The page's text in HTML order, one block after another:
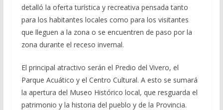
detalló la oferta turística y recreativa pensada tanto
para los habitantes locales como para los visitantes
que lleguen a la zona o se encuentren de paso por la
zona durante el receso invernal.
El principal atractivo serán el Predio del Vivero, el
Parque Acuático y el Centro Cultural. A esto se sumará
la apertura del Museo Histórico local, que resguarda el
patrimonio y la historia del pueblo y de la Provincia.